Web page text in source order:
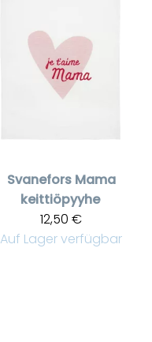
Svanefors Mama
keittiöpyyhe
12,50 €
Auf Lager verfügbar